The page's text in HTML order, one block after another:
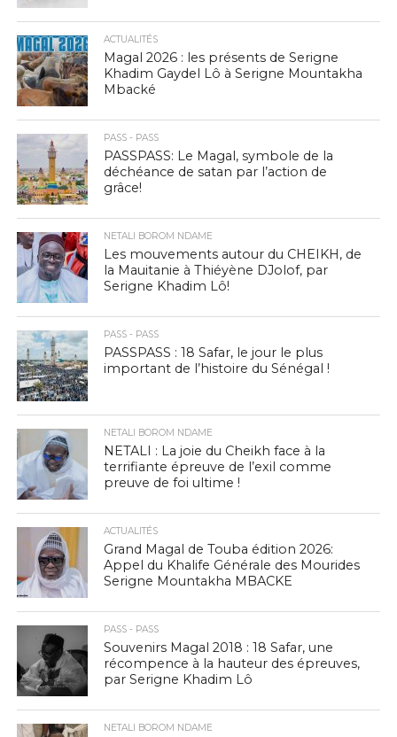
ACTUALITÉS
Magal 2026 : les présents de Serigne
Khadim Gaydel Lô à Serigne Mountakha
Mbacké
PASS - PASS
PASSPASS: Le Magal, symbole de la
déchéance de satan par l’action de
grâce!
NETALI BOROM NDAME
Les mouvements autour du CHEIKH, de
la Mauitanie à Thiéyène DJolof, par
Serigne Khadim Lô!
PASS - PASS
PASSPASS : 18 Safar, le jour le plus
important de l’histoire du Sénégal !
NETALI BOROM NDAME
NETALI : La joie du Cheikh face à la
terrifiante épreuve de l’exil comme
preuve de foi ultime !
ACTUALITÉS
Grand Magal de Touba édition 2026:
Appel du Khalife Générale des Mourides
Serigne Mountakha MBACKE
PASS - PASS
Souvenirs Magal 2018 : 18 Safar, une
récompence à la hauteur des épreuves,
par Serigne Khadim Lô
NETALI BOROM NDAME